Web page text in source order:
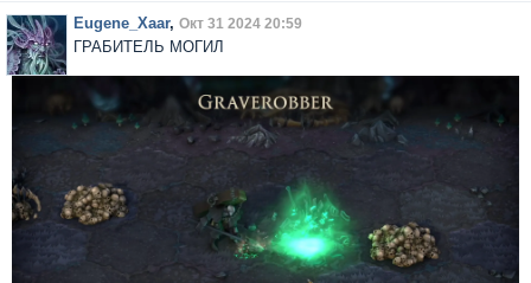
Eugene_Xaar, Окт 31 2024 20:59
ГРАБИТЕЛЬ МОГИЛ